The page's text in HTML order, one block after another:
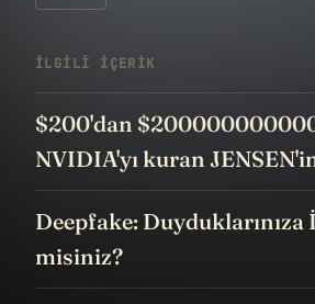
İLGILI IÇERIK
$200'dan
NVIDIA'yı kuran
Deepfake:
misiniz?